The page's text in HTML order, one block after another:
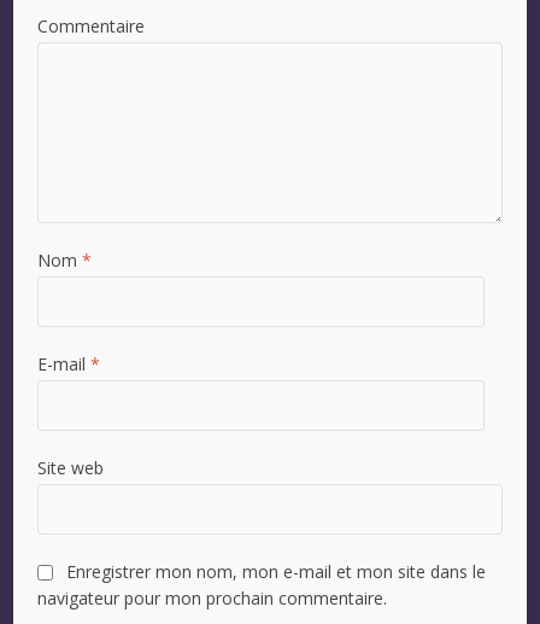
Commentaire
Nom*
E-mail*
Site web
Enregistrer mon nom, mon e-mail et mon site dans le
navigateur pour mon prochain commentaire.